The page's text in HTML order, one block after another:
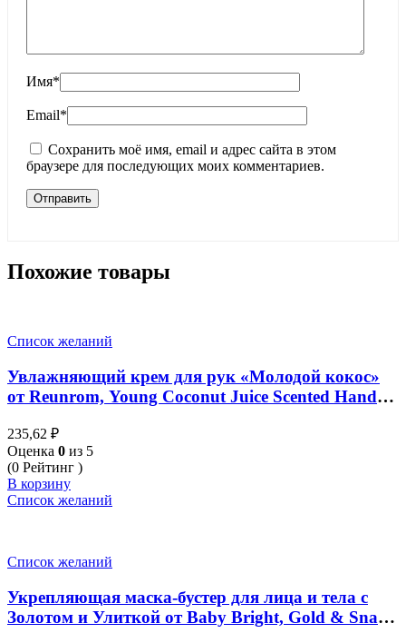
Имя*
Email*
Сохранить моё имя, email и адрес сайта в этом
браузере для последующих моих комментариев.
Похожие товары
Список желаний
Увлажняющий крем для рук «Молодой кокос»
от Reunrom, Young Coconut Juice Scented Hand
235,62 ₽
Оценка 0 из 5
(0 Рейтинг )
В корзину
Список желаний
Список желаний
Укрепляющая маска-бустер для лица и тела с
Золотом и Улиткой от Baby Bright, Gold & Snail